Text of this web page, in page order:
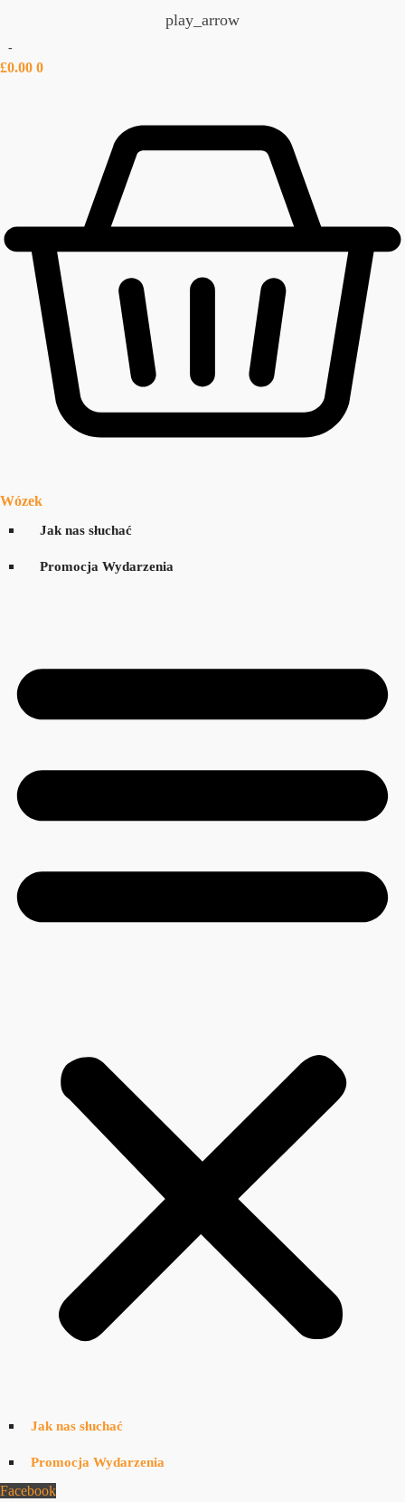
play_arrow
-
£0.00 0
Wózek
Jak nas słuchać
Promocja Wydarzenia
Jak nas słuchać
Promocja Wydarzenia
Facebook